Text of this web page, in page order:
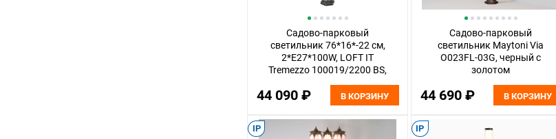
Садово-парковый
светильник 76*16*-22 см,
2*E27*100W, LOFT IT
Tremezzo 100019/2200 BS,
44 090 ₽ В КОРЗИНУ
Садово-парковый
светильник Maytoni Via
O023FL-03G, черный с
золотом
44 690 ₽ В КОРЗИНУ
IP IP